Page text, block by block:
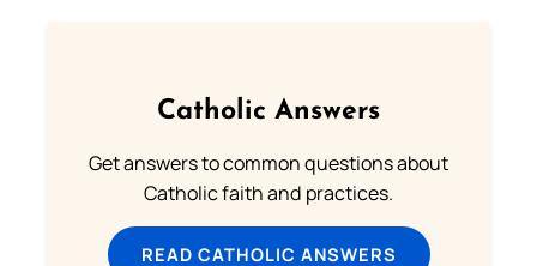
Catholic Answers
Get answers to common questions about
Catholic faith and practices.
READ CATHOLIC ANSWERS